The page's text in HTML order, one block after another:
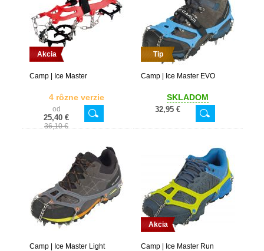
Akcia
Camp | Ice Master
4 rôzne verzie
od
25,40 €
36,10 €
Tip
Camp | Ice Master EVO
SKLADOM
32,95 €
Camp | Ice Master Light
Akcia
Camp | Ice Master Run